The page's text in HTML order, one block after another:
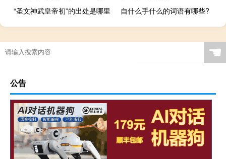
“圣文神武皇帝初”的出处是哪里
自什么手什么的词语有哪些?
☚
公告